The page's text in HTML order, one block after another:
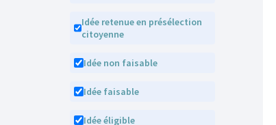
Idée retenue en présélection
citoyenne
Idée non faisable
Idée faisable
Idée éligible